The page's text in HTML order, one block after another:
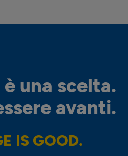
una scelta.
avanti.
IS GOOD.